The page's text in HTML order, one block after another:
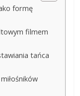
formę
filmem
tańca